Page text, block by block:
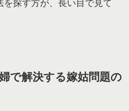
を探す方が、長い目で見て
で解決する嫁姑問題の